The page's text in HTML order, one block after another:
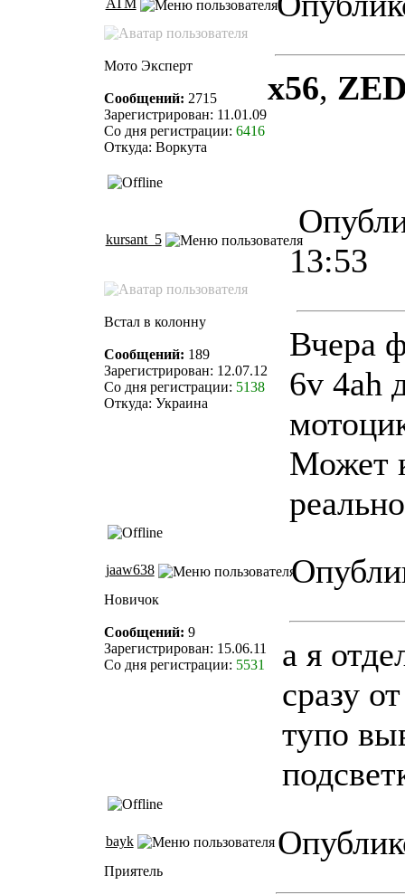
ATM
Мото Эксперт
Сообщений: 2715
Зарегистрирован: 11.01.09
Со дня регистрации: 6416
Откуда: Воркута
x56,
kursant_5
13:53
Встал в колонну
Сообщений: 189
Зарегистрирован: 12.07.12
Со дня регистрации: 5138
Откуда: Украина
Вчера
6v 4ah
Может
jaaw638
Новичок
Сообщений: 9
Зарегистрирован: 15.06.11
Со дня регистрации: 5531
а я
сразу
тупо
bayk
Приятель